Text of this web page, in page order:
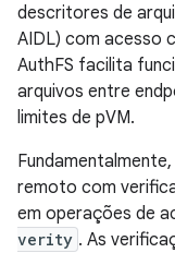
descritores de
AIDL) com acesso
AuthFS facilita
arquivos entre
limites de pVM.
remoto com
em operações de
verity . As